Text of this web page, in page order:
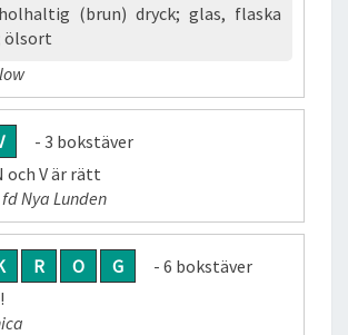
(brun) dryck; glas, flaska
ölsort
- 3 bokstäver
och V är rätt
fd Nya Lunden
R O G
- 6 bokstäver